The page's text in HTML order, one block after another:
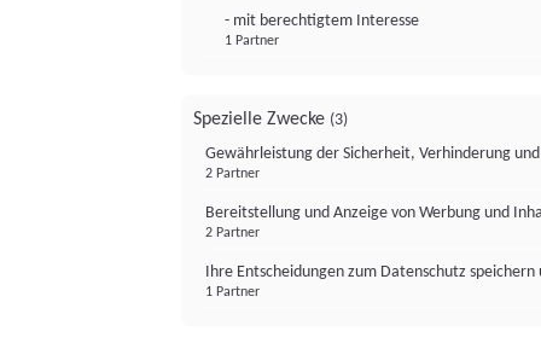
- mit berechtigtem Interesse
1 Partner
Spezielle Zwecke (3)
Gewährleistung der Sicherheit, Verhinderung
2 Partner
Bereitstellung und Anzeige von Werbung und
2 Partner
Ihre Entscheidungen zum Datenschutz
1 Partner